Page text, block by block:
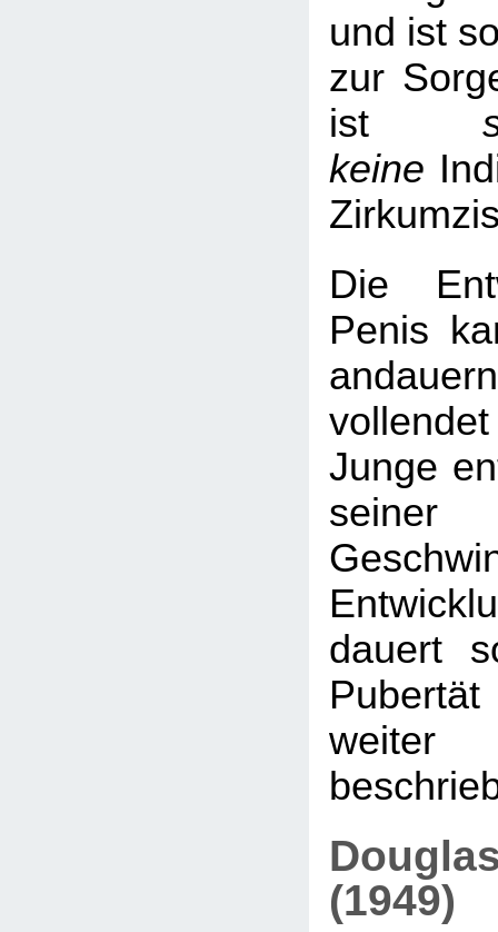
und ist
zur
ist
keine
Die
Penis
Junge
seiner
dauert
(1949)